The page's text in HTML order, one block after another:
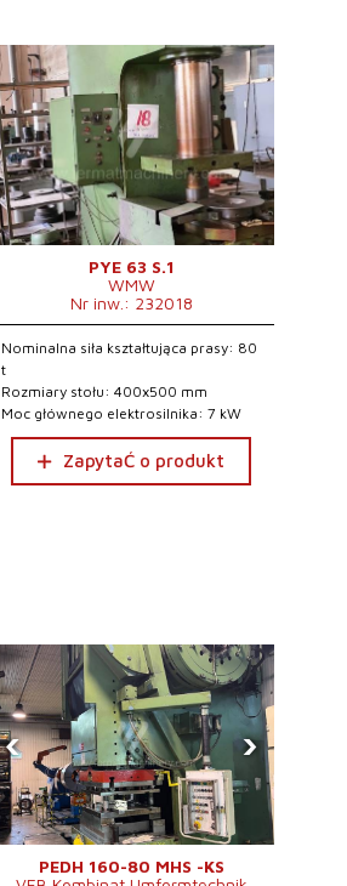
PYE 63 S.1
WMW
Nr inw.: 232018
Nominalna siła kształtująca prasy: 80
t
Rozmiary stołu: 400x500 mm
Moc głównego elektrosilnika: 7 kW
ZapytaĆ o produkt
‹ ›
PEDH 160-80 MHS -KS